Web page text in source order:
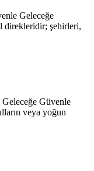
Geleceğe
direkleridir; şehirleri,
Güvenle
veya yoğun